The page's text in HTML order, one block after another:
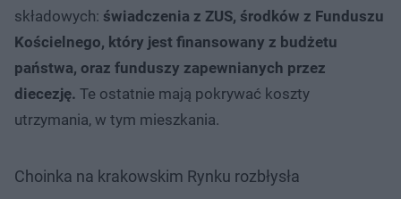
składowych: świadczenia z ZUS, środków z Funduszu
Kościelnego, który jest finansowany z budżetu
państwa, oraz funduszy zapewnianych przez
diecezję. Te ostatnie mają pokrywać koszty
utrzymania, w tym mieszkania.
Choinka na krakowskim Rynku rozbłysła